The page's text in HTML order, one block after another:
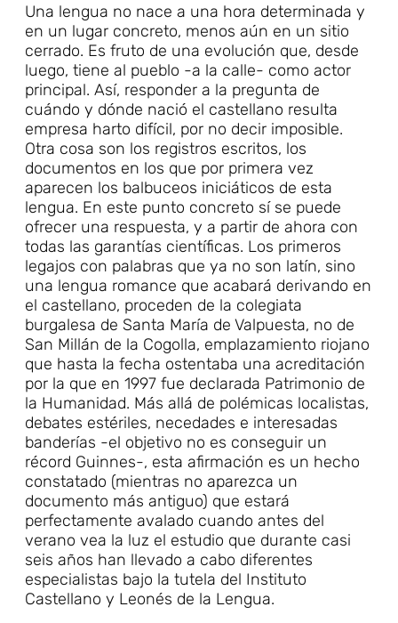
Una lengua no nace a una hora determinada y
en un lugar concreto, menos aún en un sitio
cerrado. Es fruto de una evolución que, desde
luego, tiene al pueblo -a la calle- como actor
principal. Así, responder a la pregunta de
cuándo y dónde nació el castellano resulta
empresa harto difícil, por no decir imposible.
Otra cosa son los registros escritos, los
documentos en los que por primera vez
aparecen los balbuceos iniciáticos de esta
lengua. En este punto concreto sí se puede
ofrecer una respuesta, y a partir de ahora con
todas las garantías científicas. Los primeros
legajos con palabras que ya no son latín, sino
una lengua romance que acabará derivando en
el castellano, proceden de la colegiata
burgalesa de Santa María de Valpuesta, no de
San Millán de la Cogolla, emplazamiento riojano
que hasta la fecha ostentaba una acreditación
por la que en 1997 fue declarada Patrimonio de
la Humanidad. Más allá de polémicas localistas,
debates estériles, necedades e interesadas
banderías -el objetivo no es conseguir un
récord Guinnes-, esta afirmación es un hecho
constatado (mientras no aparezca un
documento más antiguo) que estará
perfectamente avalado cuando antes del
verano vea la luz el estudio que durante casi
seis años han llevado a cabo diferentes
especialistas bajo la tutela del Instituto
Castellano y Leonés de la Lengua.